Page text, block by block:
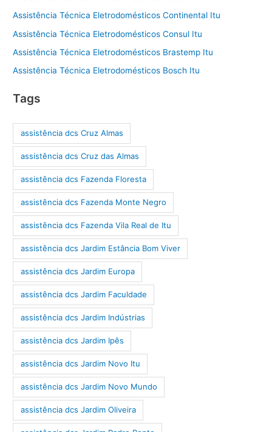
Assistência Técnica Eletrodomésticos Continental Itu
Assistência Técnica Eletrodomésticos Consul Itu
Assistência Técnica Eletrodomésticos Brastemp Itu
Assistência Técnica Eletrodomésticos Bosch Itu
Tags
assistência dcs Cruz Almas
assistência dcs Cruz das Almas
assistência dcs Fazenda Floresta
assistência dcs Fazenda Monte Negro
assistência dcs Fazenda Vila Real de Itu
assistência dcs Jardim Estância Bom Viver
assistência dcs Jardim Europa
assistência dcs Jardim Faculdade
assistência dcs Jardim Indústrias
assistência dcs Jardim Ipês
assistência dcs Jardim Novo Itu
assistência dcs Jardim Novo Mundo
assistência dcs Jardim Oliveira